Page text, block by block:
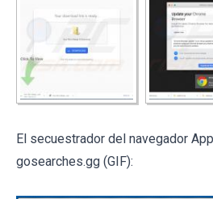
El secuestrador del navegador
gosearches.gg (GIF):